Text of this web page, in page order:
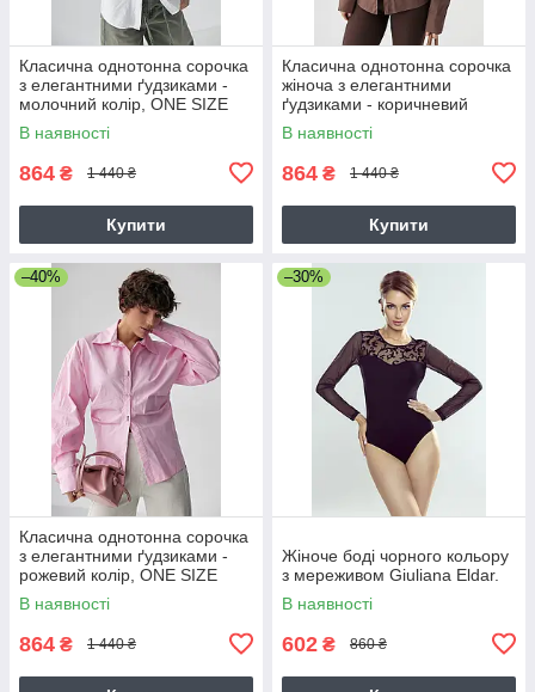
Класична однотонна сорочка
з елегантними ґудзиками -
молочний колір, ONE SIZE
В наявності
864 ₴ 1 440 ₴
Купити
Класична однотонна сорочка
жіноча з елегантними
ґудзиками - коричневий
колір, ONE SIZE
В наявності
864 ₴ 1 440 ₴
Купити
–40%
Класична однотонна сорочка
з елегантними ґудзиками -
рожевий колір, ONE SIZE
В наявності
864 ₴ 1 440 ₴
–30%
Жіноче боді чорного кольору
з мереживом Giuliana Eldar.
В наявності
602 ₴ 860 ₴